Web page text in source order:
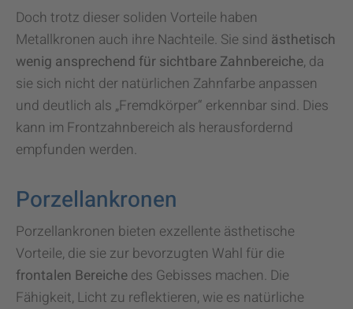
Doch trotz dieser soliden Vorteile haben
Metallkronen auch ihre Nachteile. Sie sind ästhetisch
wenig ansprechend für sichtbare Zahnbereiche, da
sie sich nicht der natürlichen Zahnfarbe anpassen
und deutlich als „Fremdkörper“ erkennbar sind. Dies
kann im Frontzahnbereich als herausfordernd
empfunden werden.
Porzellankronen
Porzellankronen bieten exzellente ästhetische
Vorteile, die sie zur bevorzugten Wahl für die
frontalen Bereichedes Gebisses machen. Die
Fähigkeit, Licht zu reflektieren, wie es natürliche